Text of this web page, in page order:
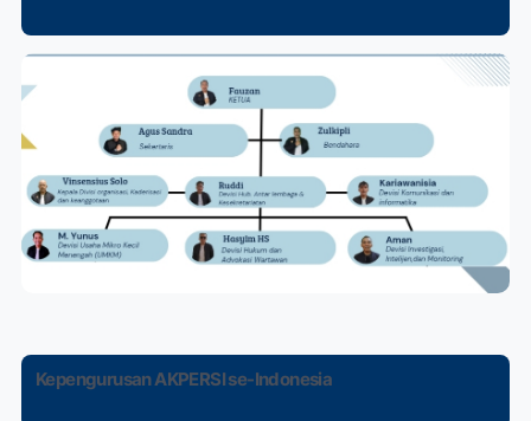
Kepengurusan AKPERSI se-Indonesia